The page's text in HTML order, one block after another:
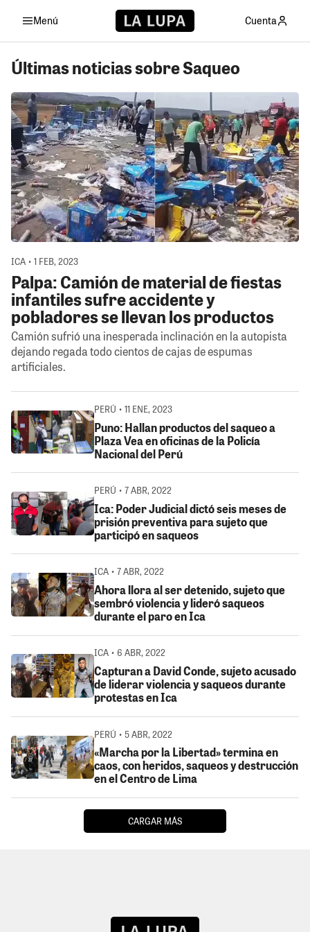
Menú Cuenta
Últimas noticias sobre Saqueo
ICA • 1 FEB, 2023
Palpa: Camión de material de fiestas
infantiles sufre accidente y
pobladores se llevan los productos
Camión sufrió una inesperada inclinación en la autopista
dejando regada todo cientos de cajas de espumas
artificiales.
PERÚ • 11 ENE, 2023
Puno: Hallan productos del saqueo a
Plaza Vea en oficinas de la Policía
Nacional del Perú
PERÚ • 7 ABR, 2022
Ica: Poder Judicial dictó seis meses de
prisión preventiva para sujeto que
participó en saqueos
ICA • 7 ABR, 2022
Ahora llora al ser detenido, sujeto que
sembró violencia y lideró saqueos
durante el paro en Ica
ICA • 6 ABR, 2022
Capturan a David Conde, sujeto acusado
de liderar violencia y saqueos durante
protestas en Ica
PERÚ • 5 ABR, 2022
«Marcha por la Libertad» termina en
caos, con heridos, saqueos y destrucción
en el Centro de Lima
CARGAR MÁS